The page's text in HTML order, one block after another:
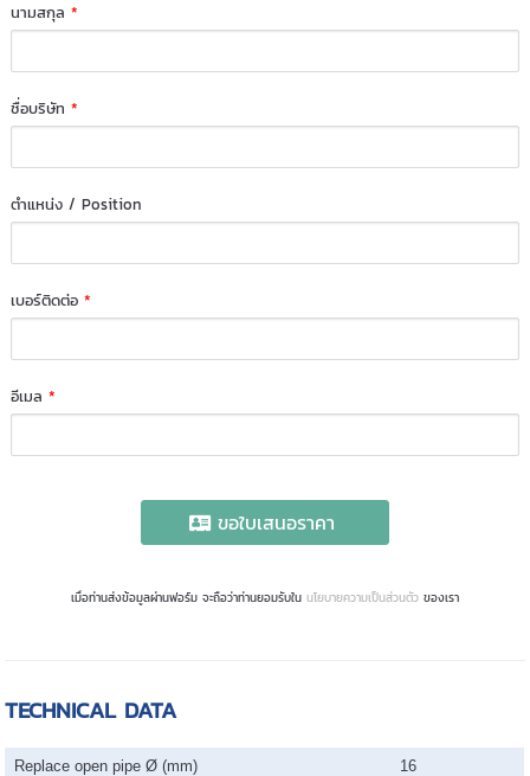
นามสกุล*
ชื่อบริษัท*
ตำแหน่ง / Position
เบอร์ติดต่อ*
อีเมล*
ขอใบเสนอราคา
เมื่อท่านส่งข้อมูลผ่านฟอร์ม จะถือว่าท่านยอมรับใน นโยบายความเป็นส่วนตัว ของเรา
TECHNICAL DATA
Replace open pipe Ø (mm) 16